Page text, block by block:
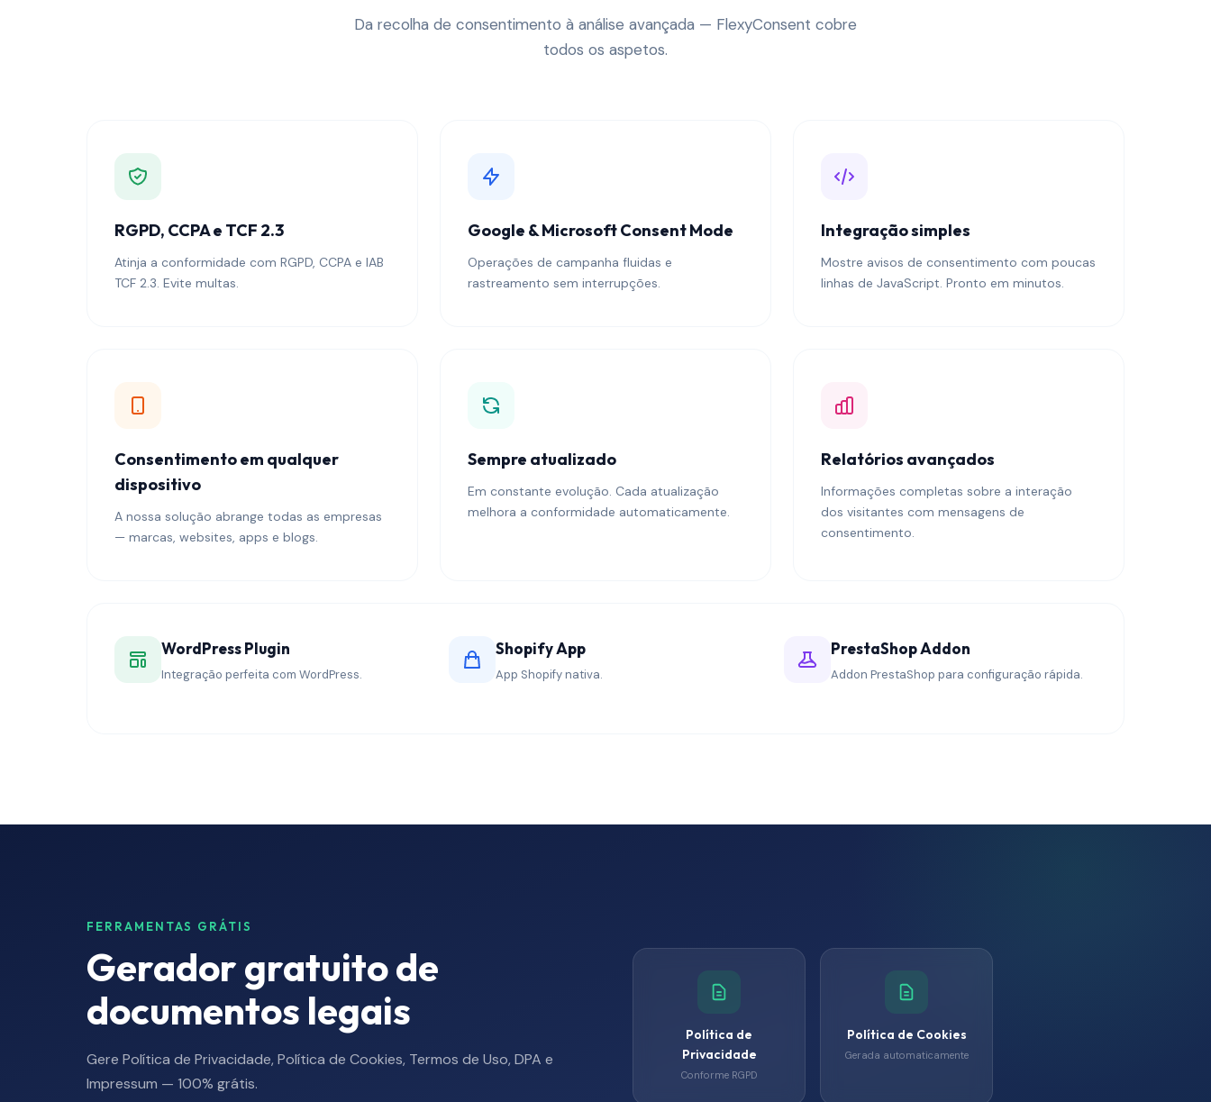
Da recolha de consentimento à análise avançada — FlexyConsent cobre
todos os aspetos.
RGPD, CCPA e TCF 2.3
Atinja a conformidade com RGPD, CCPA e IAB
TCF 2.3. Evite multas.
Google & Microsoft Consent Mode
Operações de campanha fluidas e
rastreamento sem interrupções.
Integração simples
Mostre avisos de consentimento com poucas
linhas de JavaScript. Pronto em minutos.
Consentimento em qualquer
dispositivo
A nossa solução abrange todas as empresas
— marcas, websites, apps e blogs.
Sempre atualizado
Em constante evolução. Cada atualização
melhora a conformidade automaticamente.
Relatórios avançados
Informações completas sobre a interação
dos visitantes com mensagens de
consentimento.
WordPress Plugin
Integração perfeita com WordPress.
Shopify App
App Shopify nativa.
PrestaShop Addon
Addon PrestaShop para configuração rápida.
FERRAMENTAS GRÁTIS
Gerador gratuito de
documentos legais
Gere Política de Privacidade, Política de Cookies, Termos de Uso, DPA e
Impressum — 100% grátis.
Política de
Privacidade
Conforme RGPD
Política de Cookies
Gerada automaticamente